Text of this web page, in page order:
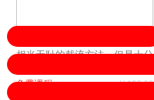
相当无耻的截流方法，但是十分
免费课程 ¥ 199.00